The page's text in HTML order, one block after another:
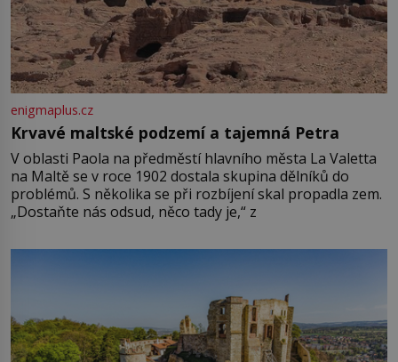
enigmaplus.cz
Krvavé maltské podzemí a tajemná Petra
V oblasti Paola na předměstí hlavního města La Valetta
na Maltě se v roce 1902 dostala skupina dělníků do
problémů. S několika se při rozbíjení skal propadla zem.
„Dostaňte nás odsud, něco tady je,“ z